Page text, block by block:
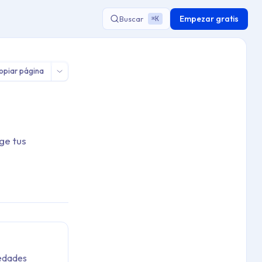
Buscar ⌘K Empezar gratis
página
tus